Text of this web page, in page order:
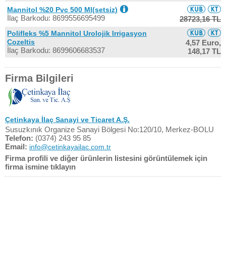
Mannitol %20 Pvc 500 Ml(setsiz)
İlaç Barkodu: 8699556695499 28723,16 TL
Polifleks %5 Mannitol Urolojik Irrigasyon
Cozeltis
İlaç Barkodu: 8699606683537
4,57 Euro,
148,17 TL
Firma Bilgileri
Çetinkaya İlaç Sanayi ve Ticaret A.Ş.
Susuzkınık Organize Sanayi Bölgesi No:120/10, Merkez-BOLU
Telefon: (0374) 243 95 85
Email: info@cetinkayailac.com.tr
Firma profili ve diğer ürünlerin listesini görüntülemek için
firma ismine tıklayın